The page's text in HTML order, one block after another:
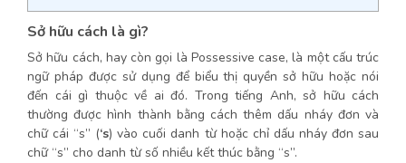
Sở hữu cách là gì?
Sở hữu cách, hay còn gọi là Possessive case, là một cấu trúc
ngữ pháp được sử dụng để biểu thị quyền sở hữu hoặc nói
đến cái gì thuộc về ai đó. Trong tiếng Anh, sở hữu cách
thường được hình thành bằng cách thêm dấu nháy đơn và
chữ cái “s” (‘s) vào cuối danh từ hoặc chỉ dấu nháy đơn sau
chữ “s” cho danh từ số nhiều kết thúc bằng “s”.